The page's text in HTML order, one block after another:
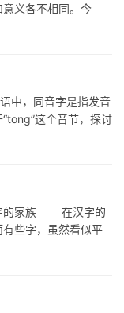
义各不相同。今
，同音字是指发音
这个音节，探讨
的家族 在汉字的
些字，虽然看似平